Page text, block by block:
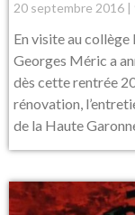
20 septembre 2016
En visite au collège
Georges Méric a
dès cette rentrée
rénovation,
de la Haute